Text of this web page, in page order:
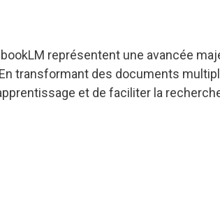
représentent une avancée
transformant des documents
et de faciliter la